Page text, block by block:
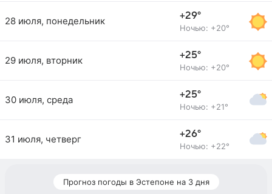
28 июля, понедельник +29°
Ночью: +20°
29 июля, вторник +25°
Ночью: +20°
30 июля, среда +25°
Ночью: +21°
31 июля, четверг +26°
Ночью: +22°
Прогноз погоды в Эстепоне на 3 дня